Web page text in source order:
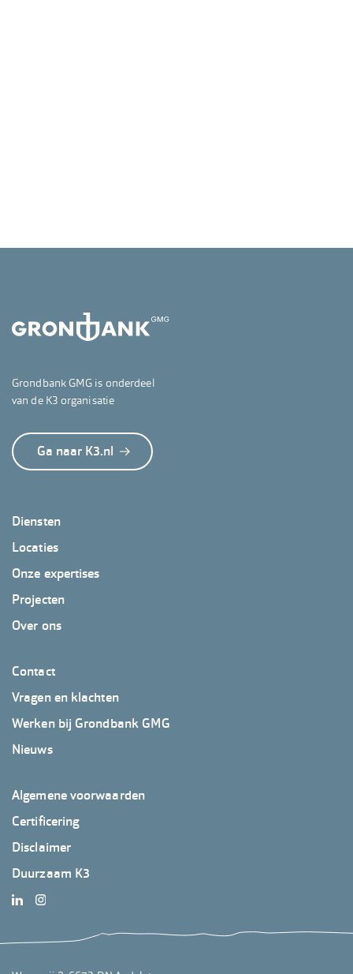
Grondbank GMG is onderdeel
van de K3 organisatie
Ga naar K3.nl
Footer
GrondbankGMG
Diensten
Locaties
Onze expertises
Projecten
Over ons
Footer
GrondbankGMG
2
Contact
Vragen en klachten
Werken bij Grondbank GMG
Nieuws
Footer
GrondbankGMG
3
Algemene voorwaarden
Certificering
Disclaimer
Duurzaam K3